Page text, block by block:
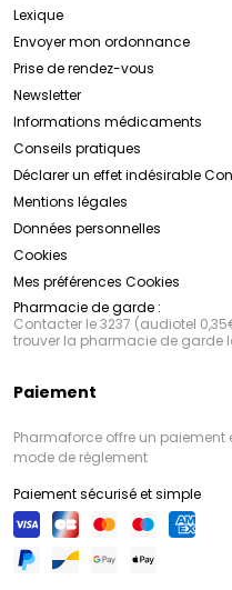
Lexique
Envoyer mon ordonnance
Prise de rendez-vous
Newsletter
Informations médicaments
Conseils pratiques
Déclarer un effet indésirable
Mentions légales
Données personnelles
Cookies
Mes préférences Cookies
Pharmacie de garde :
Contacter le 3237 (audiotel
trouver la pharmacie de garde
Paiement
Pharmaforce offre un paiement
mode de règlement
Paiement sécurisé et simple